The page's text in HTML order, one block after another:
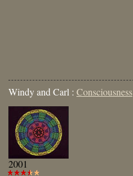
Windy and Carl : Consciousness
2001